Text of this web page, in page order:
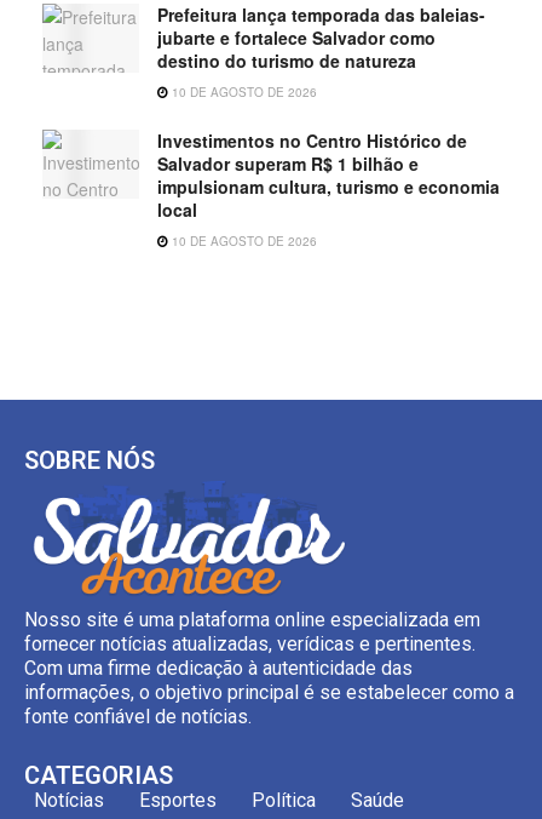
Prefeitura lança temporada das baleias-
jubarte e fortalece Salvador como
destino do turismo de natureza
10 DE AGOSTO DE 2026
Investimentos no Centro Histórico de
Salvador superam R$ 1 bilhão e
impulsionam cultura, turismo e economia
local
10 DE AGOSTO DE 2026
SOBRE NÓS
Nosso site é uma plataforma online especializada em
fornecer notícias atualizadas, verídicas e pertinentes.
Com uma firme dedicação à autenticidade das
informações, o objetivo principal é se estabelecer como a
fonte confiável de notícias.
CATEGORIAS
Notícias Esportes Política Saúde